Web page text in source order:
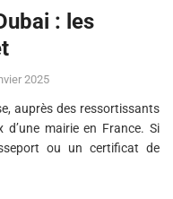
: les
2025
auprès des ressortissants
mairie en France. Si
ou un certificat de